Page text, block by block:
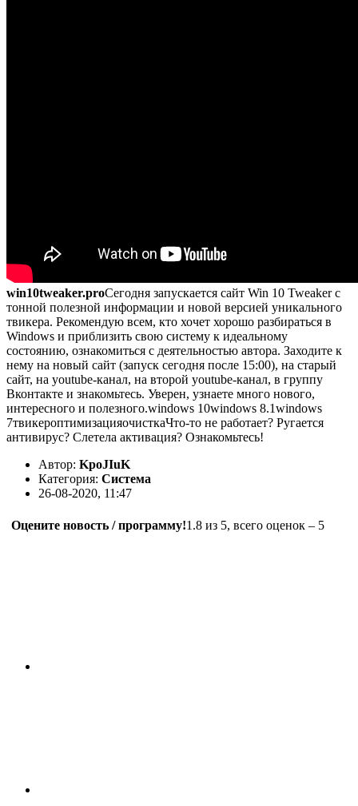
win10tweaker.proСегодня запускается сайт Win 10 Tweaker с
тонной полезной информации и новой версией уникального
твикера. Рекомендую всем, кто хочет хорошо разбираться в
Windows и приблизить свою систему к идеальному
состоянию, ознакомиться с деятельностью автора. Заходите к
нему на новый сайт (запуск сегодня после 15:00), на старый
сайт, на youtube-канал, на второй youtube-канал, в группу
Вконтакте и знакомьтесь. Уверен, узнаете много нового,
интересного и полезного.windows 10windows 8.1windows
7твикероптимизацияочисткаЧто-то не работает? Ругается
антивирус? Слетела активация? Ознакомьтесь!
Автор: KpoJIuK
Категория: Система
26-08-2020, 11:47
Оцените новость / программу!1.8 из 5, всего оценок – 5